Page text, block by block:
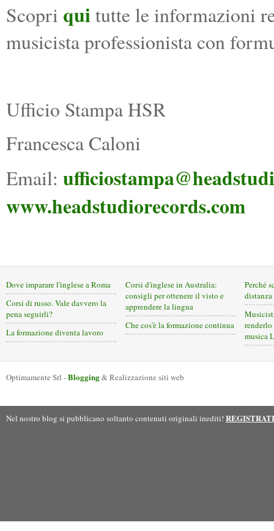
Scopri qui tutte le informazioni
musicista professionista con
Ufficio Stampa HSR
Francesca Caloni
Email:
www.headstudiorecords.com
Dove imparare l'inglese a Roma
Corsi di russo. Vale davvero la
pena seguirli?
La formazione diventa lavoro
Corsi d'inglese in Australia:
consigli per ottenere il visto e
apprendere la lingua
Che cos'è la formazione continua
Perché
distanza
musica
Optimamente Srl -Blogging& Realizzazione siti web
Nel nostro blog si pubblicano soltanto contenuti originali inediti!